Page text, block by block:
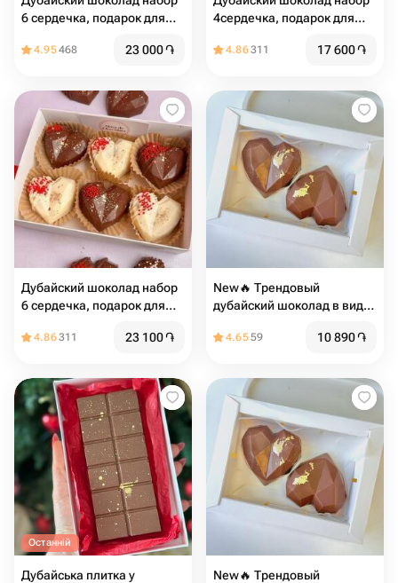
6 сердечка, подарок для
4.95468 23 000֏
4сердечка, подарок для
4.86311 17 600֏
Дубайский шоколад набор
6 сердечка, подарок для
4.86311 23 100֏
New🔥 Трендовый
дубайский шоколад в виде
4.6559 10 890֏
Останній
Дубайська плитка у
New🔥 Трендовый